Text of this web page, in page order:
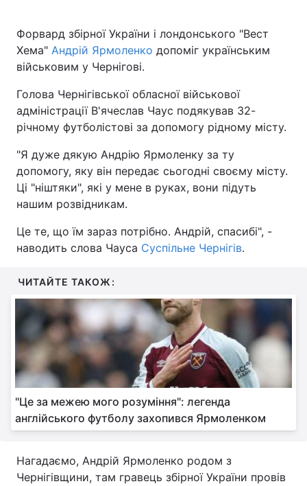
Форвард збірної України і лондонського "Вест
Хема" Андрій Ярмоленко допоміг українським
військовим у Чернігові.
Голова Чернігівської обласної військової
адміністрації В'ячеслав Чаус подякував 32-
річному футболістові за допомогу рідному місту.
"Я дуже дякую Андрію Ярмоленку за ту
допомогу, яку він передає сьогодні своєму місту.
Ці "ніштяки", які у мене в руках, вони підуть
нашим розвідникам.
Це те, що їм зараз потрібно. Андрій, спасибі", -
наводить слова Чауса Суспільне Чернігів.
ЧИТАЙТЕ ТАКОЖ:
"Це за межею мого розуміння": легенда
англійського футболу захопився Ярмоленком
Нагадаємо, Андрій Ярмоленко родом з
Чернігівщини, там гравець збірної України провів